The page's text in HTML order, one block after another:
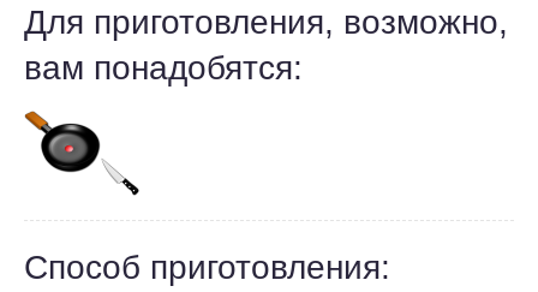
Для приготовления, возможно,
вам понадобятся:
Способ приготовления: